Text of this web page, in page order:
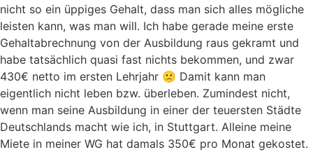
nicht so ein üppiges Gehalt, dass man sich alles mögliche
leisten kann, was man will. Ich habe gerade meine erste
Gehaltabrechnung von der Ausbildung raus gekramt und
habe tatsächlich quasi fast nichts bekommen, und zwar
430€ netto im ersten Lehrjahr 🙁 Damit kann man
eigentlich nicht leben bzw. überleben. Zumindest nicht,
wenn man seine Ausbildung in einer der teuersten Städte
Deutschlands macht wie ich, in Stuttgart. Alleine meine
Miete in meiner WG hat damals 350€ pro Monat gekostet.